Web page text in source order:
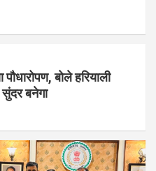
बोले हरियाली
सुंदर बनेगा